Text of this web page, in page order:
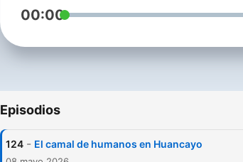
00:00
Episodios
124 - El camal de humanos en Huancayo